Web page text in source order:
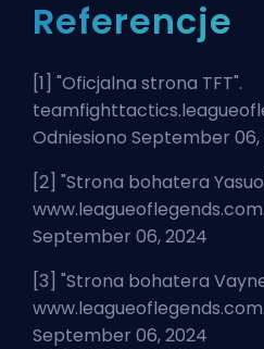
Referencje
[1] "Oficjalna strona TFT".
Odniesiono September 06,
[2] "Strona bohatera Yasuo
September 06, 2024
[3] "Strona bohatera
September 06, 2024